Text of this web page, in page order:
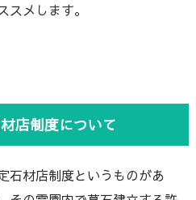
メします。
店制度について
石材店制度というものがあ